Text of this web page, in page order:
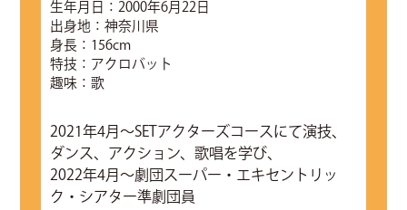
生年月日：2000年6月22日
出身地：神奈川県
身長：156cm
特技：アクロバット
趣味：歌
2021年4月～SETアクターズコースにて演技、
ダンス、アクション、歌唱を学び、
2022年4月～劇団スーパー・エキセントリッ
ク・シアター準劇団員